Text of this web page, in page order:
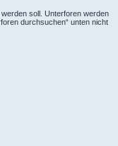
soll. Unterforen werden
durchsuchen“ unten nicht